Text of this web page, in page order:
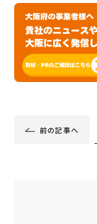
前の記事へ